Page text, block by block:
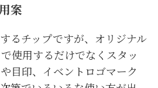
案
るチップですが、オリジナル
使用するだけでなくスタッ
目印、イベントロゴマーク